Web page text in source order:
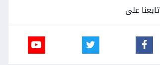
تابعنا على